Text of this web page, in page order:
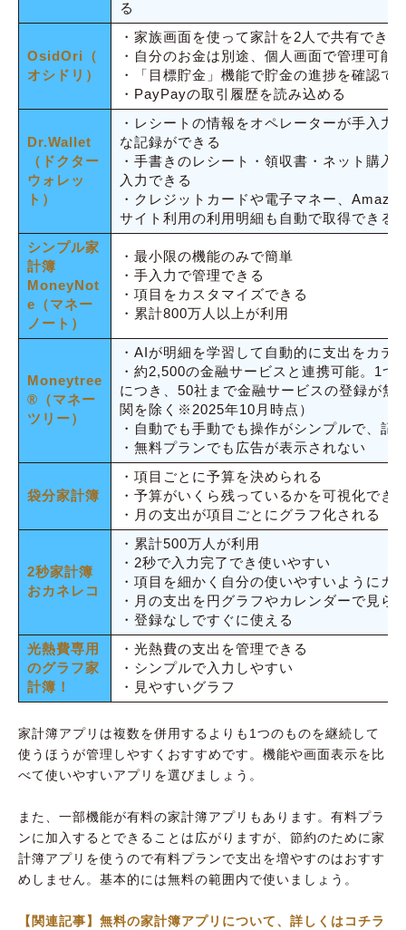
る
OsidOri（
オシドリ）
・家族画面を使って家計を2人で共有できる
・自分のお金は別途、個人画面で管理可能
・「目標貯金」機能で貯金の進捗を確認で
・PayPayの取引履歴を読み込める
Dr.Wallet
（ドクター
ウォレッ
ト）
・レシートの情報をオペレーターが手入力
な記録ができる
・手書きのレシート・領収書・ネット購入
入力できる
・クレジットカードや電子マネー、
サイト利用の利用明細も自動で取得できる
シンプル家
計簿
MoneyNot
e（マネー
ノート）
・最小限の機能のみで簡単
・手入力で管理できる
・項目をカスタマイズできる
・累計800万人以上が利用
Moneytree
®︎（マネー
ツリー）
・AIが明細を学習して自動的に支出をカテ
・約2,500の金融サービスと連携可能。1つ
につき、50社まで金融サービスの登録が無
関を除く※2025年10月時点）
・自動でも手動でも操作がシンプルで、記
・無料プランでも広告が表示されない
袋分家計簿
・項目ごとに予算を決められる
・予算がいくら残っているかを可視化でき
・月の支出が項目ごとにグラフ化される
2秒家計簿
おカネレコ
・累計500万人が利用
・2秒で入力完了でき使いやすい
・項目を細かく自分の使いやすいようにカ
・月の支出を円グラフやカレンダーで見ら
・登録なしですぐに使える
光熱費専用
のグラフ家
計簿！
・光熱費の支出を管理できる
・シンプルで入力しやすい
・見やすいグラフ
家計簿アプリは複数を併用するよりも1つのものを継続して
使うほうが管理しやすくおすすめです。機能や画面表示を比
べて使いやすいアプリを選びましょう。
また、一部機能が有料の家計簿アプリもあります。有料プラ
ンに加入するとできることは広がりますが、節約のために家
計簿アプリを使うので有料プランで支出を増やすのはおすす
めしません。基本的には無料の範囲内で使いましょう。
【関連記事】無料の家計簿アプリについて、詳しくはコチラ